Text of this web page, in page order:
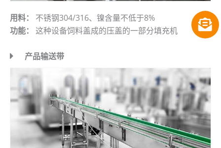
用料：
不锈钢304/316、镍含量不低于8%
功能：
这种设备饲料盖成的压盖的一部分填充机
产品输送带